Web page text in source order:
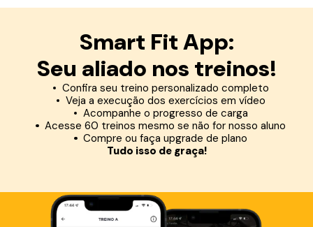
Smart Fit App:
Seu aliado nos treinos!
Confira seu treino personalizado completo
Veja a execução dos exercícios em vídeo
Acompanhe o progresso de carga
Acesse 60 treinos mesmo se não for nosso aluno
Compre ou faça upgrade de plano
Tudo isso de graça!